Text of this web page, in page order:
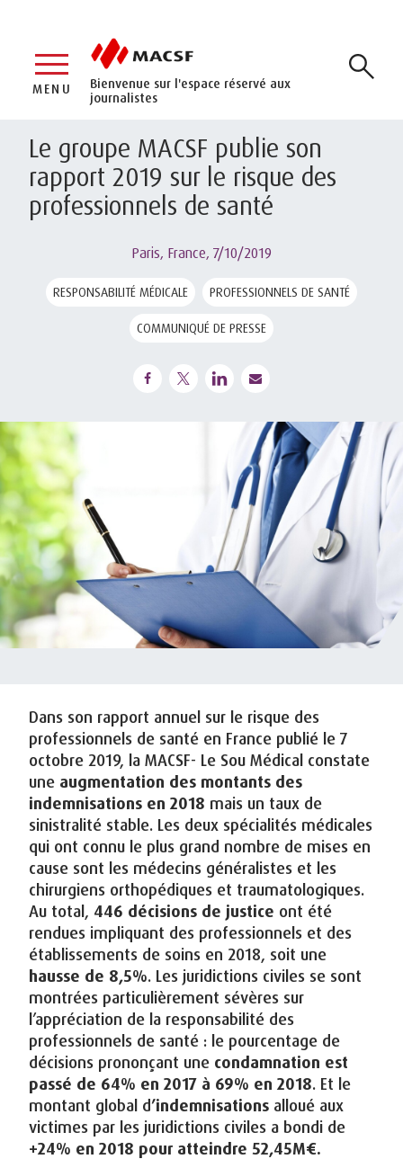
Bienvenue sur l'espace réservé aux
journalistes
MENU
Le groupe MACSF publie son
rapport 2019 sur le risque des
professionnels de santé
Paris, France, 7/10/2019
RESPONSABILITÉ MÉDICALE PROFESSIONNELS DE SANTÉ
COMMUNIQUÉ DE PRESSE
Dans son rapport annuel sur le risque des
professionnels de santé en France publié le 7
octobre 2019, la MACSF- Le Sou Médical constate
une augmentation des montants des
indemnisations en 2018 mais un taux de
sinistralité stable. Les deux spécialités médicales
qui ont connu le plus grand nombre de mises en
cause sont les médecins généralistes et les
chirurgiens orthopédiques et traumatologiques.
Au total, 446 décisions de justice ont été
rendues impliquant des professionnels et des
établissements de soins en 2018, soit une
hausse de 8,5%. Les juridictions civiles se sont
montrées particulièrement sévères sur
l’appréciation de la responsabilité des
professionnels de santé : le pourcentage de
décisions prononçant une condamnation est
passé de 64% en 2017 à 69% en 2018. Et le
montant global d’indemnisations alloué aux
victimes par les juridictions civiles a bondi de
+24% en 2018 pour atteindre 52,45M€.